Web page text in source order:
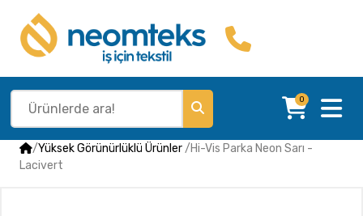
0
/Yüksek Görünürlüklü Ürünler/Hi-Vis Parka Neon Sarı -
Lacivert